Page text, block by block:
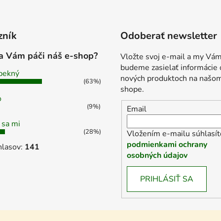
Vám páči náš e-shop?
(63%)
(9%)
mi
(28%)
141
Odoberať newsletter
Vložte svoj e-mail a my Vám
budeme zasielať informácie
nových produktoch na
shope.
Email
Vložením e-mailu
podmienkami ochrany
osobných údajov
PRIHLÁSIŤ SA